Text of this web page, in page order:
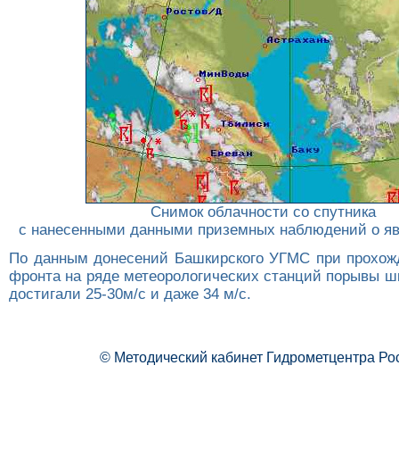
Снимок облачности со спутника
с нанесенными данными приземных наблюдений о
По данным донесений Башкирского УГМС при
фронта на ряде метеорологических станций порывы
достигали 25-30м/с и даже 34 м/c.
© Методический кабинет Гидрометцентра